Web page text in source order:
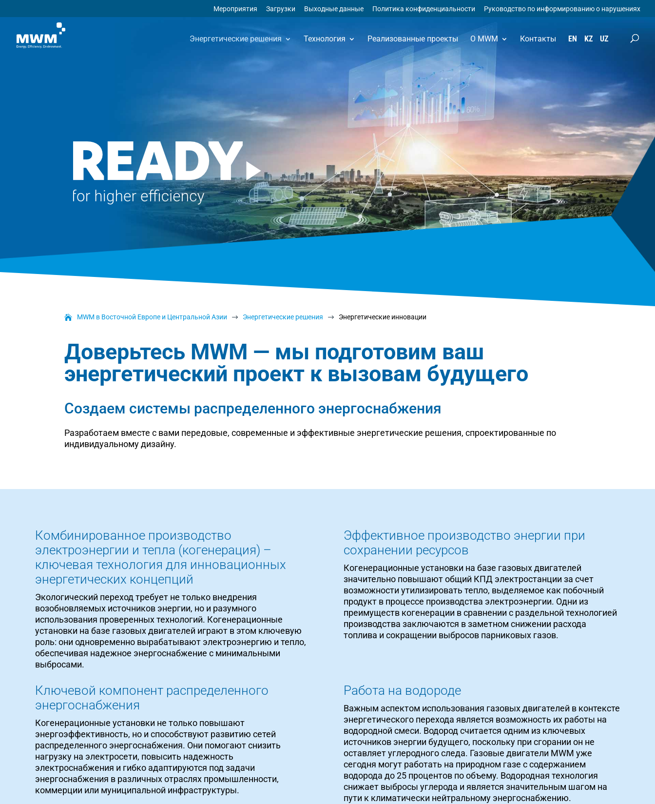
Мероприятия Загрузки Выходные данные Политика конфиденциальности Руководство по информированию о нарушениях
Энергетические решения Технология Реализованные проекты О MWM Контакты EN KZ UZ
MWM в Восточной Европе и Центральной Азии $ Энергетические решения $ Энергетические инновации
Доверьтесь MWM — мы подготовим ваш
энергетический проект к вызовам будущего
Создаем системы распределенного энергоснабжения
Разработаем вместе с вами передовые, современные и эффективные энергетические решения, спроектированные по
индивидуальному дизайну.
Комбинированное производство
электроэнергии и тепла (когенерация) –
ключевая технология для инновационных
энергетических концепций
Экологический переход требует не только внедрения
возобновляемых источников энергии, но и разумного
использования проверенных технологий. Когенерационные
установки на базе газовых двигателей играют в этом ключевую
роль: они одновременно вырабатывают электроэнергию и тепло,
обеспечивая надежное энергоснабжение с минимальными
выбросами.
Эффективное производство энергии при
сохранении ресурсов
Когенерационные установки на базе газовых двигателей
значительно повышают общий КПД электростанции за счет
возможности утилизировать тепло, выделяемое как побочный
продукт в процессе производства электроэнергии. Одни из
преимуществ когенерации в сравнении с раздельной технологией
производства заключаются в заметном снижении расхода
топлива и сокращении выбросов парниковых газов.
Ключевой компонент распределенного
энергоснабжения
Когенерационные установки не только повышают
энергоэффективность, но и способствуют развитию сетей
распределенного энергоснабжения. Они помогают снизить
нагрузку на электросети, повысить надежность
электроснабжения и гибко адаптируются под задачи
энергоснабжения в различных отраслях промышленности,
коммерции или муниципальной инфраструктуры.
Работа на водороде
Важным аспектом использования газовых двигателей в контексте
энергетического перехода является возможность их работы на
водородной смеси. Водород считается одним из ключевых
источников энергии будущего, поскольку при сгорании он не
оставляет углеродного следа. Газовые двигатели MWM уже
сегодня могут работать на природном газе с содержанием
водорода до 25 процентов по объему. Водородная технология
снижает выбросы углерода и является значительным шагом на
пути к климатически нейтральному энергоснабжению.